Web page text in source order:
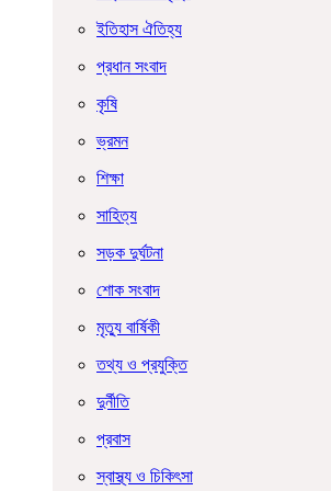
ইতিহাস ঐতিহ্য
প্রধান সংবাদ
কৃষি
ভ্রমন
শিক্ষা
সাহিত্য
সড়ক দুর্ঘটনা
শোক সংবাদ
মৃত্যু বার্ষিকী
তথ্য ও প্রযুক্তি
দুর্নীতি
প্রবাস
স্বাস্থ্য ও চিকিৎসা